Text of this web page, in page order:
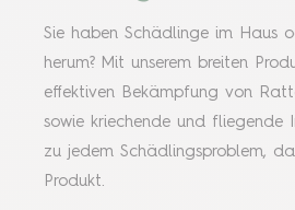
Sie haben Schädlinge im Haus
herum? Mit unserem breiten
effektiven Bekämpfung von
sowie kriechende und fliegende
zu jedem Schädlingsproblem,
Produkt.